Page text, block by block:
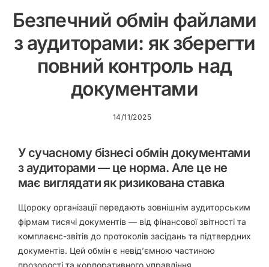
Безпечний обмін файлами
з аудиторами: як зберегти
повний контроль над
документами
14/11/2025
У сучасному бізнесі обмін документами
з аудиторами — це норма. Але це не
має виглядати як ризикована ставка
Щороку організації передають зовнішнім аудиторським
фірмам тисячі документів — від фінансової звітності та
комплаєнс-звітів до протоколів засідань та підтвердних
документів. Цей обмін є невід’ємною частиною
прозорості та корпоративного управління.